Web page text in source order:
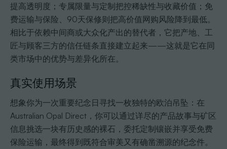
提高透明度；专属限量与定制把控稀缺性与收藏价值；免
费运输与保险、90天保修则把高价值网购风险降到最低。
相比于依赖中间商或大众化产出的替代者，它把产地、工
匠与顾客三方的信任链条直接建立起来——这就是它在同
类市场中的优势与差异化所在。
真实使用场景
想象你为一次重要纪念日寻找一枚独特的欧泊吊坠：在
Australian Opal Direct，你可以通过详尽的产品故事与矿区
信息挑选一块有历史感的裸石，委托定制镶嵌并享受免费
保险运输，最终得到既符合审美又有确凿溯源的纪念件。